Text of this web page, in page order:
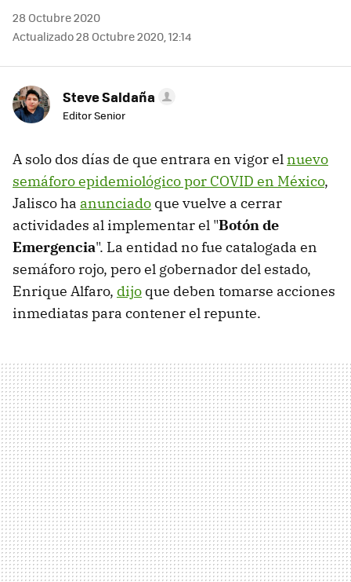
28 Octubre 2020
Actualizado 28 Octubre 2020, 12:14
Steve Saldaña
Editor Senior
A solo dos días de que entrara en vigor elnuevo
semáforo epidemiológico por COVID en México,
Jalisco ha anunciado que vuelve a cerrar
actividades al implementar el "Botón de
Emergencia". La entidad no fue catalogada en
semáforo rojo, pero el gobernador del estado,
Enrique Alfaro, dijo que deben tomarse acciones
inmediatas para contener el repunte.